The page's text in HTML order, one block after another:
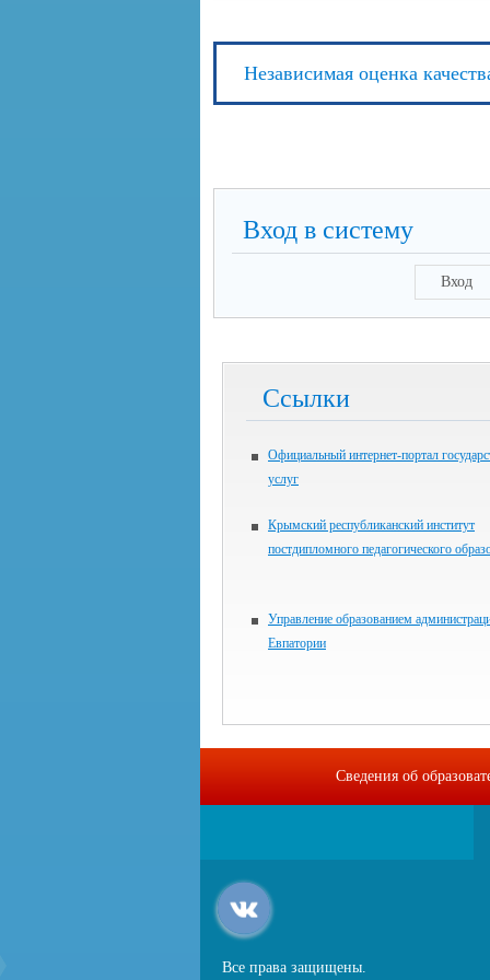
Независимая оценка
Вход в систему
Вход
Ссылки
Официальный интернет-портал
услуг
Крымский республиканский институт
постдипломного педагогического
Управление образованием
Евпатории
Сведения об
Все права защищены.